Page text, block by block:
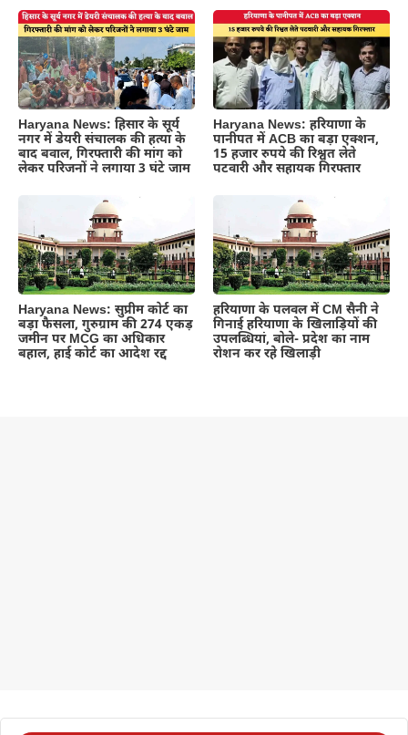
Haryana News: हिसार के सूर्य
नगर में डेयरी संचालक की हत्या के
बाद बवाल, गिरफ्तारी की मांग को
लेकर परिजनों ने लगाया 3 घंटे जाम
Haryana News: हरियाणा के
पानीपत में ACB का बड़ा एक्शन,
15 हजार रुपये की रिश्वत लेते
पटवारी और सहायक गिरफ्तार
Haryana News: सुप्रीम कोर्ट का
बड़ा फैसला, गुरुग्राम की 274 एकड़
जमीन पर MCG का अधिकार
बहाल, हाई कोर्ट का आदेश रद्द
हरियाणा के पलवल में CM सैनी ने
गिनाई हरियाणा के खिलाड़ियों की
उपलब्धियां, बोले- प्रदेश का नाम
रोशन कर रहे खिलाड़ी